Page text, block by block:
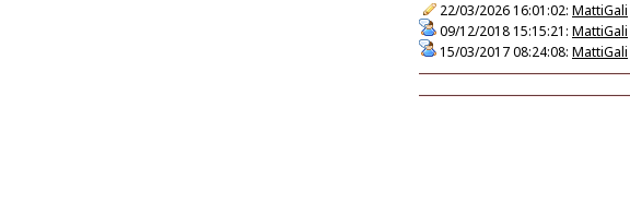
22/03/2026 16:01:02: MattiGali
09/12/2018 15:15:21: MattiGali
15/03/2017 08:24:08: MattiGali